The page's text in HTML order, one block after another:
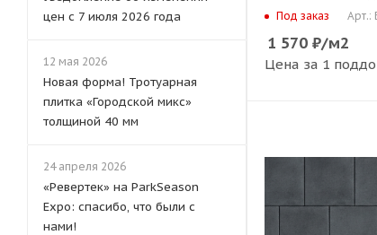
Под заказ Арт.:
1 570 ₽/м2
Цена за 1
цен с 7 июля 2026 года
12 мая 2026
Новая форма! Тротуарная
плитка «Городской микс»
толщиной 40 мм
24 апреля 2026
«Ревертек» на ParkSeason
Expo: спасибо, что были с
нами!